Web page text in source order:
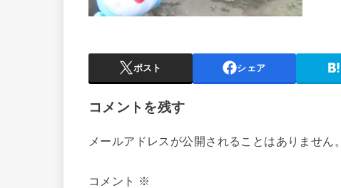
ポスト シェア
コメントを残す
メールアドレスが公開されることはありません。
コメント ※